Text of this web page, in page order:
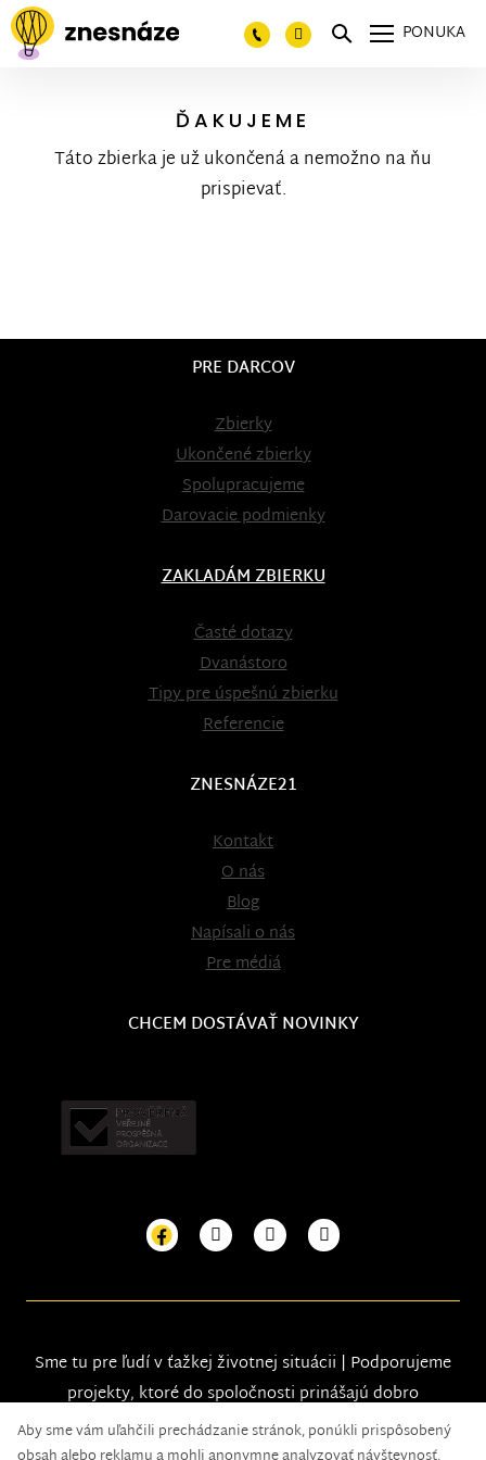
PONUKA
ĎAKUJEME
Táto zbierka je už ukončená a nemožno na ňu
prispievať.
PRE DARCOV
Zbierky
Ukončené zbierky
Spolupracujeme
Darovacie podmienky
ZAKLADÁM ZBIERKU
Časté dotazy
Dvanástoro
Tipy pre úspešnú zbierku
Referencie
ZNESNÁZE21
Kontakt
O nás
Blog
Napísali o nás
Pre médiá
CHCEM DOSTÁVAŤ NOVINKY
Sme tu pre ľudí v ťažkej životnej situácii | Podporujeme
projekty, ktoré do spoločnosti prinášajú dobro
Aby sme vám uľahčili prechádzanie stránok, ponúkli prispôsobený